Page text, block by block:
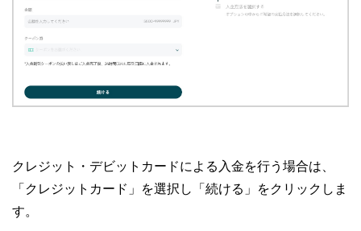
クレジット・デビットカードによる入金を行う場合は、
「クレジットカード」を選択し「続ける」をクリックしま
す。